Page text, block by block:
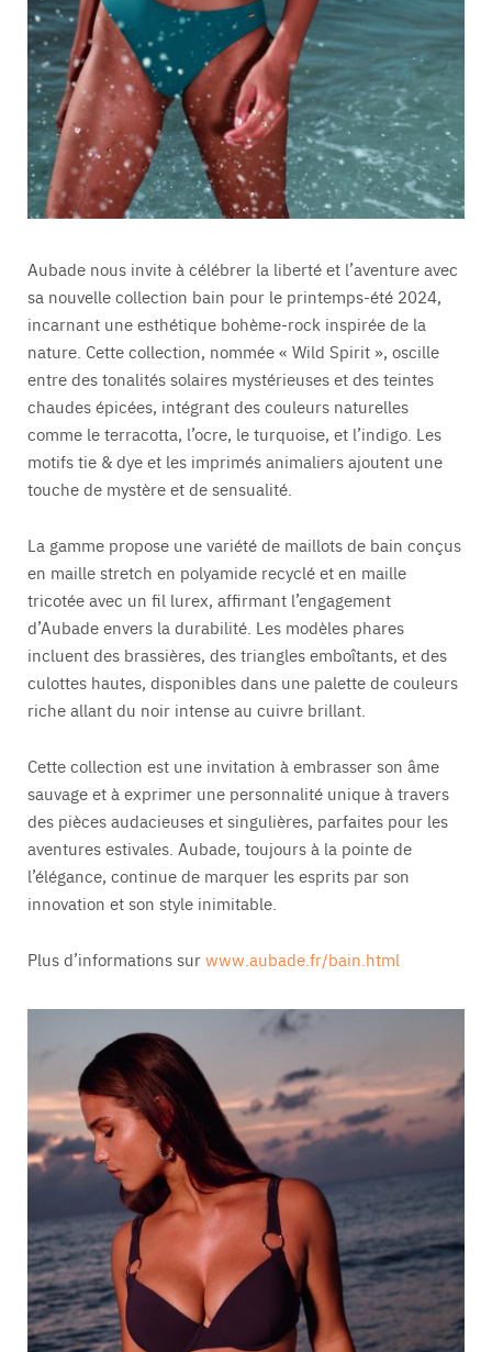
Aubade nous invite à célébrer la liberté et l’aventure avec
sa nouvelle collection bain pour le printemps-été 2024,
incarnant une esthétique bohème-rock inspirée de la
nature. Cette collection, nommée « Wild Spirit », oscille
entre des tonalités solaires mystérieuses et des teintes
chaudes épicées, intégrant des couleurs naturelles
comme le terracotta, l’ocre, le turquoise, et l’indigo. Les
motifs tie & dye et les imprimés animaliers ajoutent une
touche de mystère et de sensualité.
La gamme propose une variété de maillots de bain conçus
en maille stretch en polyamide recyclé et en maille
tricotée avec un fil lurex, affirmant l’engagement
d’Aubade envers la durabilité. Les modèles phares
incluent des brassières, des triangles emboîtants, et des
culottes hautes, disponibles dans une palette de couleurs
riche allant du noir intense au cuivre brillant.
Cette collection est une invitation à embrasser son âme
sauvage et à exprimer une personnalité unique à travers
des pièces audacieuses et singulières, parfaites pour les
aventures estivales. Aubade, toujours à la pointe de
l’élégance, continue de marquer les esprits par son
innovation et son style inimitable.
Plus d’informations surwww.aubade.fr/bain.html